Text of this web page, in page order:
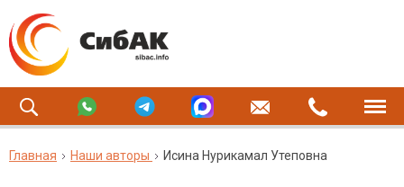
Главная Наши авторы Исина Нурикамал Утеповна